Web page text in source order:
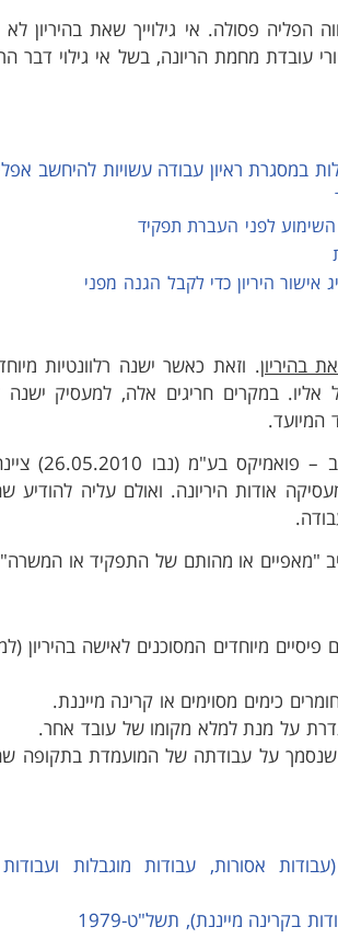
הפליה פסולה. אי גילוייך שאת בהיריון לא
עובדת מחמת הריונה, בשל אי גילוי דבר
במסגרת ראיון עבודה עשויות להיחשב
השימוע לפני העברת תפקיד
אישור היריון כדי לקבל הגנה מפני
בהיריון. וזאת כאשר ישנה רלוונטיות
במקרים חריגים אלה, למעסיק ישנה
המיועד.
בפסק הדין של בית הדין
אודות היריונה. ואולם עליה להודיע
"מאפיים או מהותם של התפקיד או
מיוחדים המסוכנים לאישה בהיריון
כימים מסוימים או קרינה מייננת.
על מנת למלא מקומו של עובד אחר.
שנסמך על עבודתה של המועמדת בתקופה
(עבודות אסורות, עבודות מוגבלות